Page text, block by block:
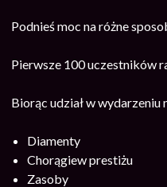
Podnieś moc na różne
Pierwsze 100 uczestników
Biorąc udział w wydarzeniu
Diamenty
Chorągiew prestiżu
Zasoby